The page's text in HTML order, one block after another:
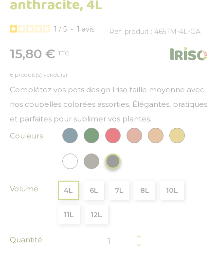
anthracite, 4L
1 / 5 - 1 avis Ref. produit : 465TM-4L-GA
15,80 € TTC
6 produit(s) vendu(s)
Complétez vos pots design Iriso taille moyenne avec
nos coupelles colorées assorties. Élégantes, pratiques
et parfaites pour sublimer vos plantes.
Couleurs
Bleu paonVert FoncéRougeCuivreBronzeOr
Blanc Gris Gris anthracite
Volume 4L 6L 7L 8L 10L
11L 12L
Quantité